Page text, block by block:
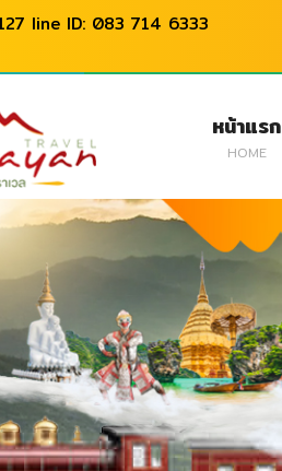
line ID: 083 714 6333
หน้าแรก
HOME